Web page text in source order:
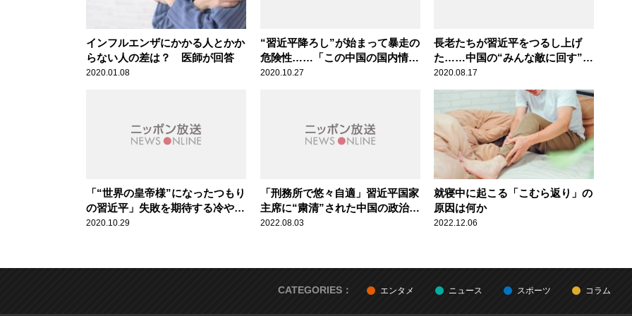
インフルエンザにかかる人とかか
らない人の差は？ 医師が回答
2020.01.08
“習近平降ろし”が始まって暴走の
危険性……「この中国の国内情勢
の分析はすごく面白い」辛坊治郎
2020.10.27
長老たちが習近平をつるし上げ
た……中国の“みんな敵に回す”外
交姿勢に批判
2020.08.17
「“世界の皇帝様”になったつもり
の習近平」失敗を期待する冷やや
かな人も中国共産党には多い
2020.10.29
「刑務所で悠々自適」習近平国家
主席に“粛清”された中国の政治家
たちの意外な好待遇
2022.08.03
就寝中に起こる「こむら返り」の
原因は何か
2022.12.06
CATEGORIES： エンタメ ニュース スポーツ コラム